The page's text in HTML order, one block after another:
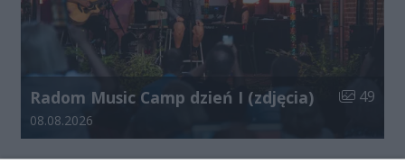
Radom Music Camp dzień I (zdjęcia) Liczba
49
Data dodania galerii:
08.08.2026